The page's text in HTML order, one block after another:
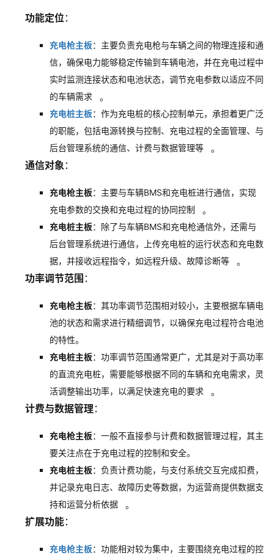
功能定位：
充电枪主板：主要负责充电枪与车辆之间的物理连接和通
信，确保电力能够稳定传输到车辆电池，并在充电过程中
实时监测连接状态和电池状态，调节充电参数以适应不同
的车辆需求
。
充电桩主板：作为充电桩的核心控制单元，承担着更广泛
的职能，包括电源转换与控制、充电过程的全面管理、与
后台管理系统的通信、计费与数据管理等
。
通信对象：
充电枪主板：主要与车辆BMS和充电桩进行通信，实现
充电参数的交换和充电过程的协同控制
。
充电桩主板：除了与车辆BMS和充电枪通信外，还需与
后台管理系统进行通信，上传充电桩的运行状态和充电数
据，并接收远程指令，如远程升级、故障诊断等
。
功率调节范围 ：
充电枪主板：其功率调节范围相对较小，主要根据车辆电
池的状态和需求进行精细调节，以确保充电过程符合电池
的特性。
充电桩主板：功率调节范围通常更广，尤其是对于高功率
的直流充电桩，需要能够根据不同的车辆和充电需求，灵
活调整输出功率，以满足快速充电的要求
。
计费与数据管理 ：
充电枪主板：一般不直接参与计费和数据管理过程，其主
要关注点在于充电过程的控制和安全。
充电桩主板：负责计费功能，与支付系统交互完成扣费，
并记录充电日志、故障历史等数据，为运营商提供数据支
持和运营分析依据
。
扩展功能：
充电枪主板：功能相对较为集中，主要围绕充电过程的控